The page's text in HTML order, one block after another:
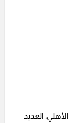
العديد